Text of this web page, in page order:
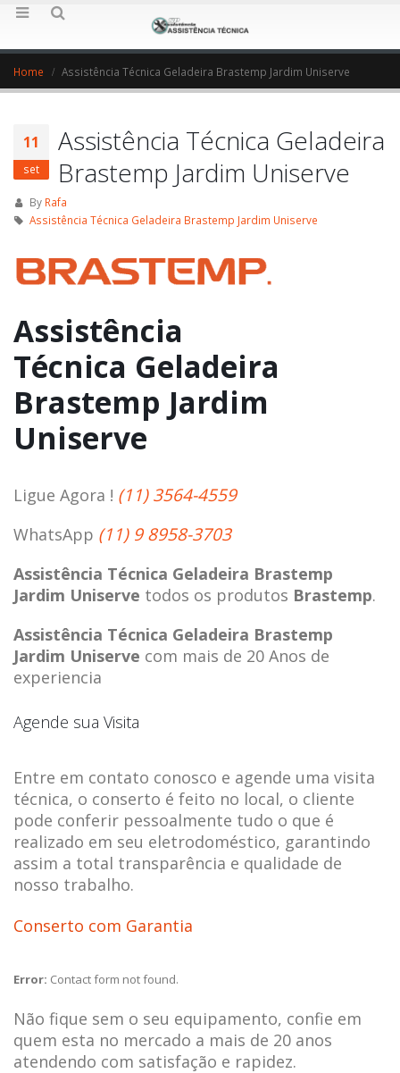
Home Assistência Técnica Geladeira Brastemp Jardim Uniserve
11
set
Assistência Técnica Geladeira
Brastemp Jardim Uniserve
By Rafa
Assistência Técnica Geladeira Brastemp Jardim Uniserve
Assistência
Técnica Geladeira
Brastemp Jardim
Uniserve
Ligue Agora ! (11) 3564-4559
WhatsApp (11) 9 8958-3703
Assistência Técnica Geladeira Brastemp
Jardim Uniserve todos os produtos Brastemp.
Assistência Técnica Geladeira Brastemp
Jardim Uniserve com mais de 20 Anos de
experiencia
Agende sua Visita
Entre em contato conosco e agende uma visita
técnica, o conserto é feito no local, o cliente
pode conferir pessoalmente tudo o que é
realizado em seu eletrodoméstico, garantindo
assim a total transparência e qualidade de
nosso trabalho.
Conserto com Garantia
Error: Contact form not found.
Não fique sem o seu equipamento, confie em
quem esta no mercado a mais de 20 anos
atendendo com satisfação e rapidez.